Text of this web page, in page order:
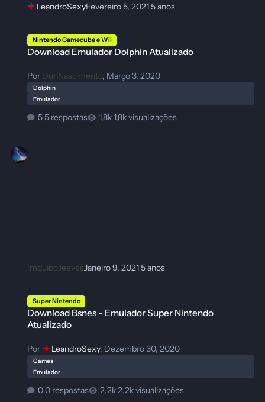
LeandroSexyFevereiro 5, 20215 anos
Nintendo Gamecube e Wii
Download Emulador Dolphin Atualizado
Por DuhNascimento, Março 3, 2020
Dolphin
Emulador
5 respostas 1,8k visualizações
ImguiboJeevesJaneiro 9, 20215 anos
Super Nintendo
Download Bsnes - Emulador Super Nintendo
Atualizado
Por LeandroSexy, Dezembro 30, 2020
Games
Emulador
0 respostas 2,2k visualizações